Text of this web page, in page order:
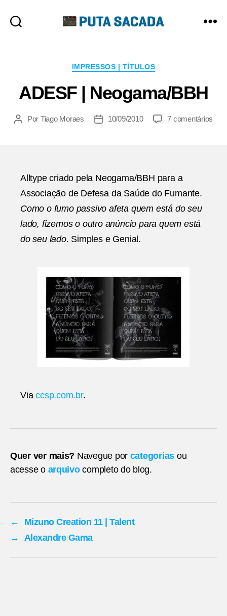
Categorias
IMPRESSOS | TÍTULOS
ADESF | Neogama/BBH
Autor
Por Tiago Moraes
Data10/09/2010 7 comentários
Alltype criado pela Neogama/BBH para a
Associação de Defesa da Saúde do Fumante.
Como o fumo passivo afeta quem está do seu
lado, fizemos o outro anúncio para quem está
do seu lado. Simples e Genial.
Viaccsp.com.br.
Quer ver mais? Navegue por categorias ou
acesse o arquivocompleto do blog.
←
Mizuno Creation 11 | Talent
→
Alexandre Gama